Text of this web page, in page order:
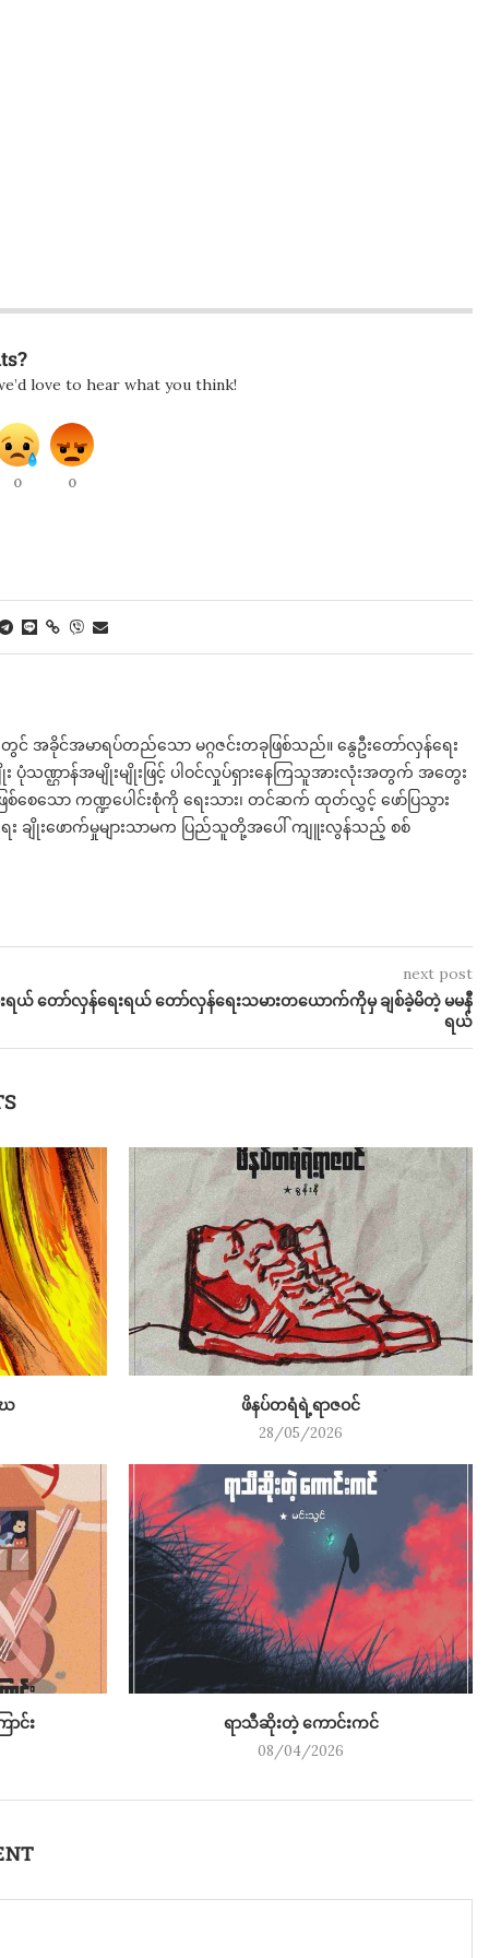
love to hear what you think!
0 0
တွင် အခိုင်အမာရပ်တည်သော မဂ္ဂဇင်းတခုဖြစ်သည်။ နွေဦးတော်လှန်ရေး
သဏ္ဌာန်အမျိုးမျိုးဖြင့် ပါဝင်လှုပ်ရှားနေကြသူအားလုံးအတွက် အတွေး
စ်စေသော ကဏ္ဍပေါင်းစုံကို ရေးသား၊ တင်ဆက် ထုတ်လွှင့် ဖော်ပြသွား
း ချိုးဖောက်မှုများသာမက ပြည်သူတို့အ​ပေါ် ကျူးလွန်သည့် စစ်​
next post
ရယ် တော်လှန်ရေးရယ် တော်လှန်ရေးသမားတယောက်ကိုမှ ချစ်ခဲ့မိတဲ့ မမနီ
ရယ်
ဃ ဖိနပ်တရံရဲ့ရာဇဝင်
28/05/2026
င်း ရာသီဆိုးတဲ့ ကောင်းကင်
08/04/2026